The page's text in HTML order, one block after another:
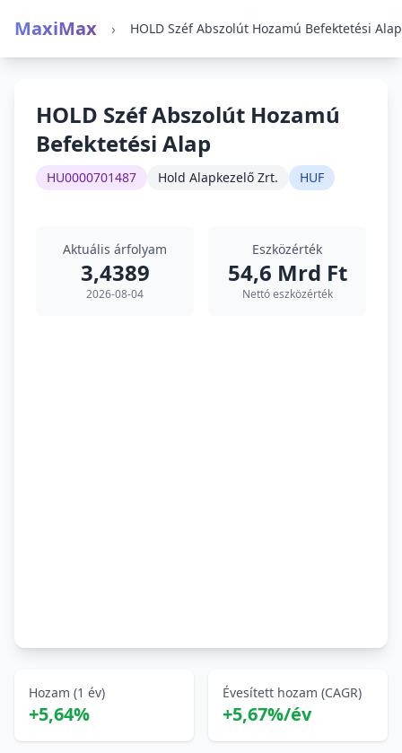
MaxiMax › HOLD Széf Abszolút Hozamú Befektetési Alap
HOLD Széf Abszolút Hozamú
Befektetési Alap
HU0000701487 Hold Alapkezelő Zrt. HUF
Aktuális árfolyam
3,4389
2026-08-04
Eszközérték
54,6 Mrd Ft
Nettó eszközérték
Hozam (1 év)
+5,64%
Évesített hozam (CAGR)
+5,67%/év